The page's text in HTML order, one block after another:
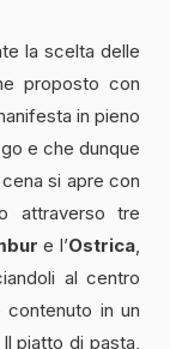
la scelta delle
proposto con
in pieno
e che dunque
si apre con
attraverso tre
e l’Ostrica,
al centro
contenuto in un
piatto di pasta,